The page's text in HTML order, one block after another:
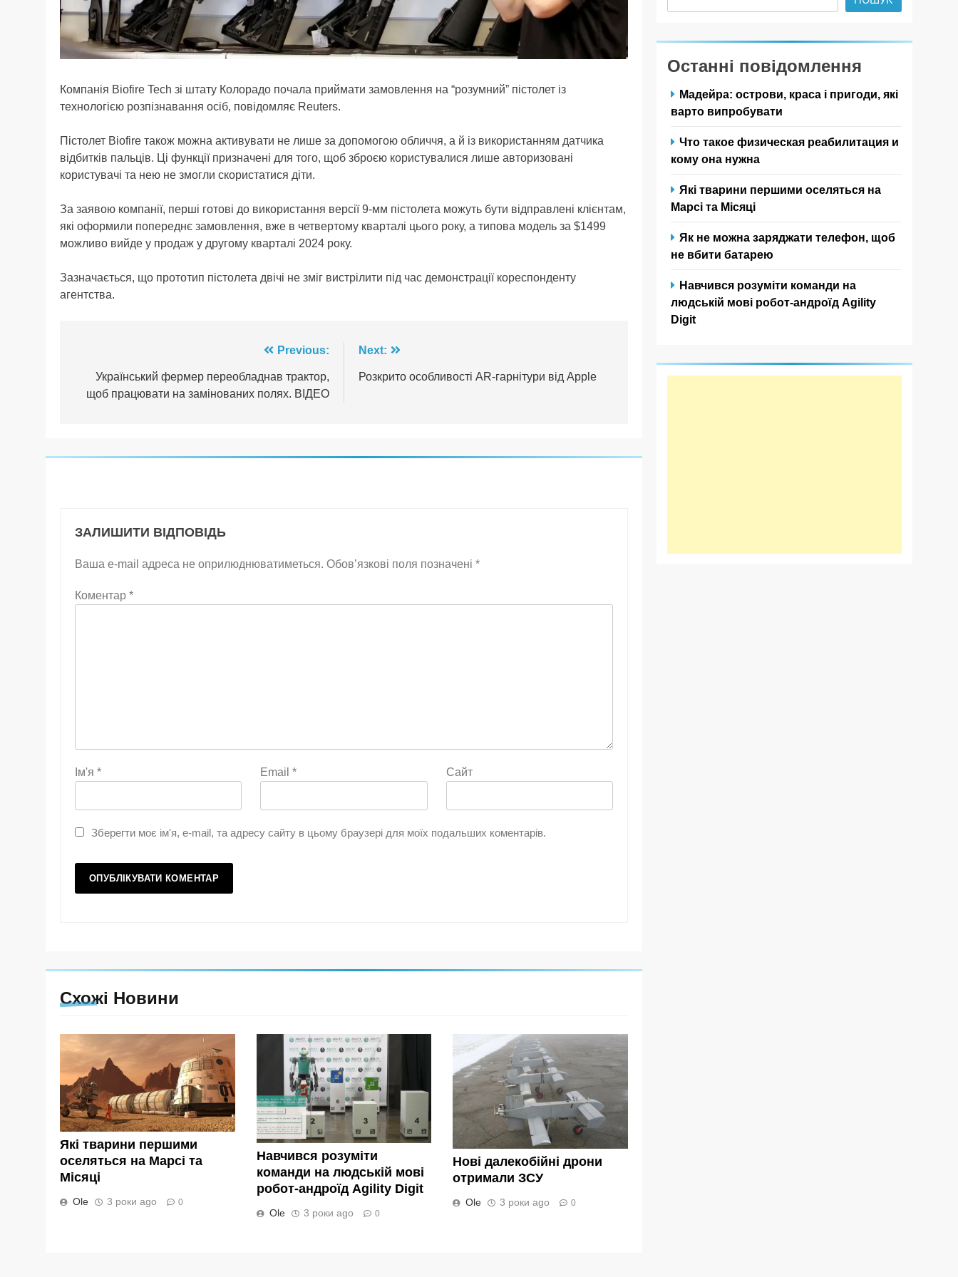
Компанія Biofire Tech зі штату Колорадо почала приймати замовлення на “розумний” пістолет із
технологією розпізнавання осіб, повідомляє Reuters.
Пістолет Biofire також можна активувати не лише за допомогою обличчя, а й із використанням датчика
відбитків пальців. Ці функції призначені для того, щоб зброєю користувалися лише авторизовані
користувачі та нею не змогли скористатися діти.
За заявою компанії, перші готові до використання версії 9-мм пістолета можуть бути відправлені клієнтам,
які оформили попереднє замовлення, вже в четвертому кварталі цього року, а типова модель за $1499
можливо вийде у продаж у другому кварталі 2024 року.
Зазначається, що прототип пістолета двічі не зміг вистрілити під час демонстрації кореспонденту
агентства.
записів
Previous:
Український фермер переобладнав трактор,
щоб працювати на замінованих полях. ВІДЕО
Next:
Розкрито особливості AR-гарнітури від Apple
ЗАЛИШИТИ ВІДПОВІДЬ
Ваша e-mail адреса не оприлюднюватиметься. Обов’язкові поля позначені *
Коментар *
Ім'я * Email* Сайт
Зберегти моє ім'я, e-mail, та адресу сайту в цьому браузері для моїх подальших коментарів.
Схожі Новини
Які тварини першими
оселяться на Марсі та
Місяці
Ole 3 роки ago 0
Навчився розуміти
команди на людській мові
робот-андроїд Agility Digit
Ole 3 роки ago 0
Нові далекобійні дрони
отримали ЗСУ
Ole 3 роки ago 0
Останні повідомлення
Мадейра: острови, краса і пригоди, які
варто випробувати
Что такое физическая реабилитация и
кому она нужна
Які тварини першими оселяться на
Марсі та Місяці
Як не можна заряджати телефон, щоб
не вбити батарею
Навчився розуміти команди на
людській мові робот-андроїд Agility
Digit